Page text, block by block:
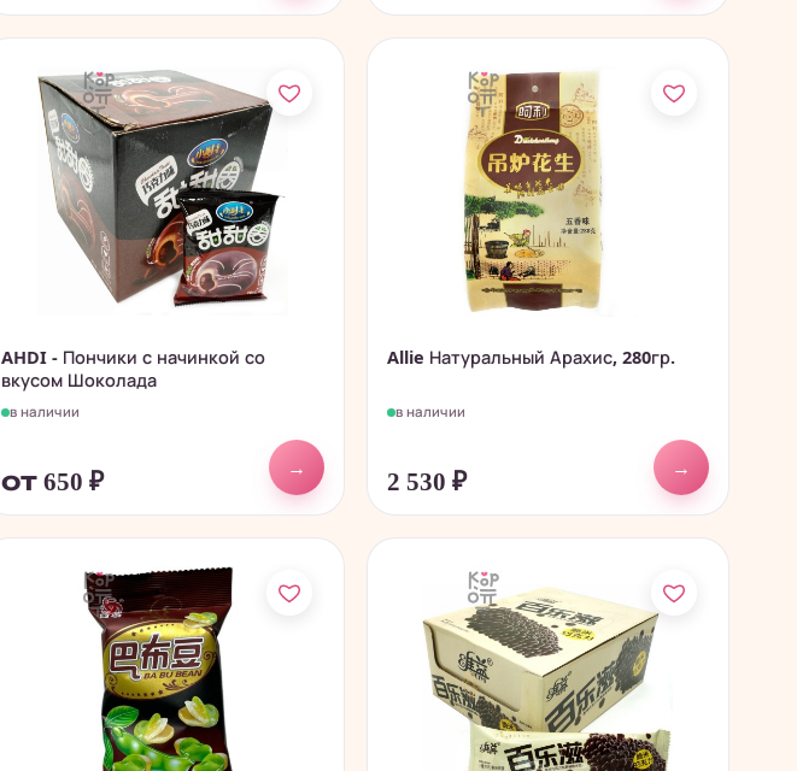
AHDI - Пончики с начинкой со
вкусом Шоколада
в наличии
от 650₽
→
Allie Натуральный Арахис, 280гр.
в наличии
2 530 ₽
→